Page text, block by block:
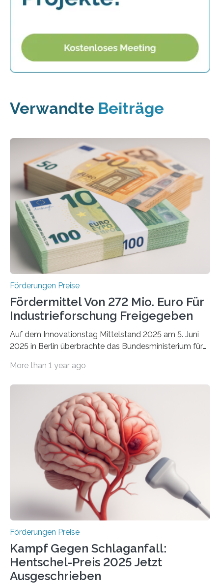
Verwandte Beiträge
Förderungen Preise
Fördermittel Von 272 Mio. Euro Für
Industrieforschung Freigegeben
Auf dem Innovationstag Mittelstand 2025 am 5. Juni
2025 in Berlin überbrachte das Bundesministerium für
Überplanmäßige Verpflichtungsermächtigungen in
Woche vom Haushaltsausschuss freigegeben – unter
anderem zur Unterstützung der
Industrieforschungsprogramme Industrielle
Gemeinschaftsforschung (IGF), Zentrales
Innovationsprogramm Mittelstand (ZIM) und
Innovationskompetenz INNO-KOM. Auf dem
Innovationstag Mittelstand 2025 am 5. Juni 2025 in
Berlin überbrachte das Bundesministerium für
Wirtschaft und Energie eine gute Nachricht:
Überplanmäßige Verpflichtungsermächtigungen in
More than 1 year ago
Förderungen Preise
Kampf Gegen Schlaganfall:
Hentschel-Preis 2025 Jetzt
Ausgeschrieben